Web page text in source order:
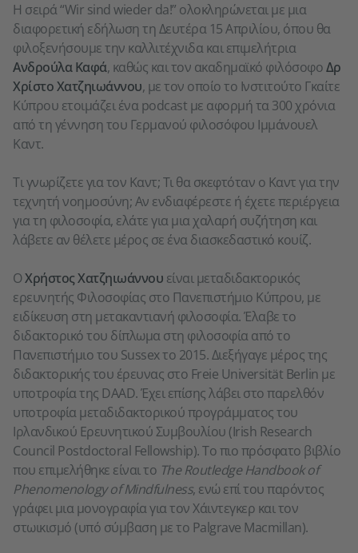
Η σειρά “Wir sind wieder da!” ολοκληρώνεται με μια
διαφορετική εδήλωση τη Δευτέρα 15 Απριλίου, όπου θα
φιλοξενήσουμε την καλλιτέχνιδα και επιμελήτρια
Ανδρούλα Καφά, καθώς και τον ακαδημαϊκό φιλόσοφοΔρ
Χρίστο Χατζηιωάννου, με τον οποίο το Ινστιτούτο Γκαίτε
Κύπρου ετοιμάζει ένα podcast με αφορμή τα 300 χρόνια
από τη γέννηση του Γερμανού φιλοσόφου Ιμμάνουελ
Καντ.
Τι γνωρίζετε για τον Καντ; Τι θα σκεφτόταν ο Καντ για την
τεχνητή νοημοσύνη; Αν ενδιαφέρεστε ή έχετε περιέργεια
για τη φιλοσοφία, ελάτε για μια χαλαρή συζήτηση και
λάβετε αν θέλετε μέρος σε ένα διασκεδαστικό κουίζ.
ΟΧρήστος Χατζηιωάννου είναι μεταδιδακτορικός
ερευνητής Φιλοσοφίας στο Πανεπιστήμιο Κύπρου, με
ειδίκευση στη μετακαντιανή φιλοσοφία. Έλαβε το
διδακτορικό του δίπλωμα στη φιλοσοφία από το
Πανεπιστήμιο του Sussex το 2015. Διεξήγαγε μέρος της
διδακτορικής του έρευνας στο Freie Universität Berlin με
υποτροφία της DAAD. Έχει επίσης λάβει στο παρελθόν
υποτροφία μεταδιδακτορικού προγράμματος του
Ιρλανδικού Ερευνητικού Συμβουλίου (Irish Research
Council Postdoctoral Fellowship). Το πιο πρόσφατο βιβλίο
που επιμελήθηκε είναι το The Routledge Handbook of
Phenomenology of Mindfulness, ενώ επί του παρόντος
γράφει μια μονογραφία για τον Χάιντεγκερ και τον
στωικισμό (υπό σύμβαση με το Palgrave Macmillan).